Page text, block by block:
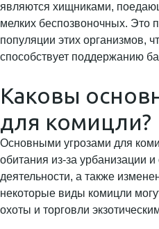
являются хищниками,
мелких беспозвоночных. Это
популяции этих организмов,
способствует поддержанию
Каковы
для комицли?
Основными угрозами для
обитания из-за урбанизации и
деятельности, а также
некоторые виды комицли
охоты и торговли